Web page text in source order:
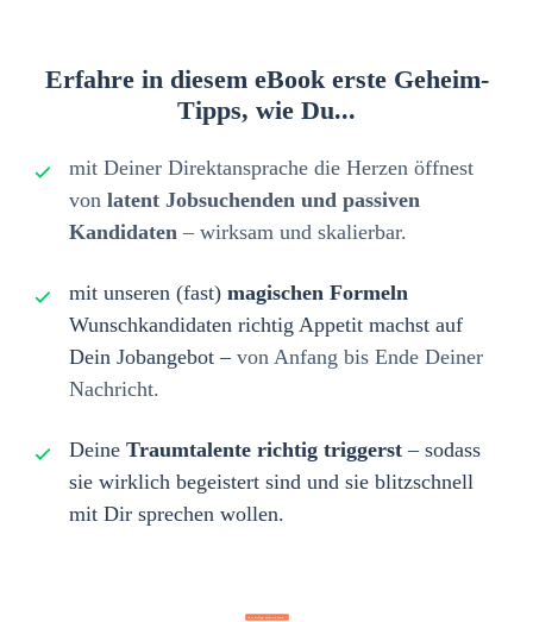
Erfahre in diesem eBook erste Geheim-
Tipps, wie Du...
mit Deiner Direktansprache die Herzen öffnest
von latent Jobsuchenden und passiven
Kandidaten – wirksam und skalierbar.
mit unseren (fast) magischen Formeln
Wunschkandidaten richtig Appetit machst auf
Dein Jobangebot – von Anfang bis Ende Deiner
Nachricht.
Deine Traumtalente richtig triggerst – sodass
sie wirklich begeistert sind und sie blitzschnell
mit Dir sprechen wollen.